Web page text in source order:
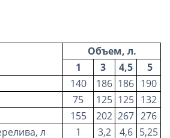
Объем, л.
1
3 4,5
5
140 186 186 190
75 125 125 132
155 202 267 276
л
1 3,2 4,6 5,25